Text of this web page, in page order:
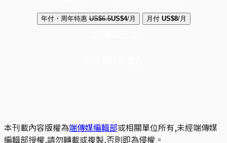
年付・周年特惠 US$6.5US$4/月 月付 US$8/月
本刊載內容版權為端傳媒編輯部或相關單位所有,未經端傳媒
編輯部授權,請勿轉載或複製,否則即為侵權。